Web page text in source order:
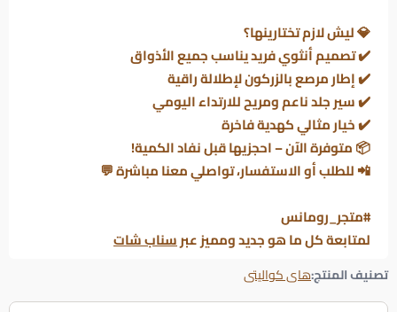
💎ليش لازم تختارينها؟
✔️ تصميم أنثوي فريد يناسب جميع الأذواق
✔️ إطار مرصع بالزركون لإطلالة راقية
✔️ سير جلد ناعم ومريح للارتداء اليومي
✔️ خيار مثالي كهدية فاخرة
📦متوفرة الآن – احجزيها قبل نفاد الكمية!
📲للطلب أو الاستفسار، تواصلي معنا مباشرة💬
#متجر_رومانس
لمتابعة كل ما هو جديد ومميز عبرسناب شات
تصنيف المنتج:هاى كواليتى